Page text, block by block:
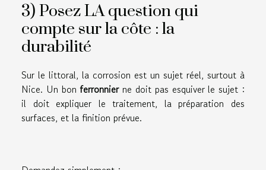
3) Posez LA question qui
compte sur la côte : la
durabilité
Sur le littoral, la corrosion est un sujet réel, surtout à
Nice. Un bonferronnierne doit pas esquiver le sujet :
il doit expliquer le traitement, la préparation des
surfaces, et la finition prévue.